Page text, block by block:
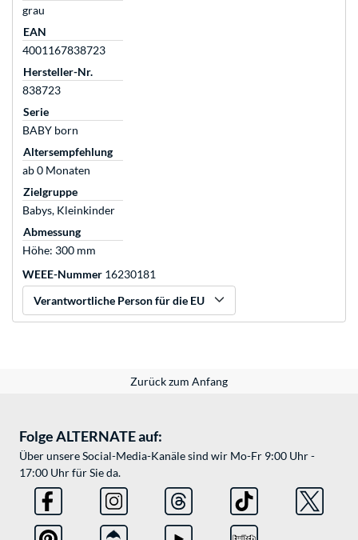
grau
EAN
4001167838723
Hersteller-Nr.
838723
Serie
BABY born
Altersempfehlung
ab 0 Monaten
Zielgruppe
Babys, Kleinkinder
Abmessung
Höhe: 300 mm
WEEE-Nummer 16230181
Verantwortliche Person für die EU
Zurück zum Anfang
Folge ALTERNATE auf:
Über unsere Social-Media-Kanäle sind wir Mo-Fr 9:00 Uhr -
17:00 Uhr für Sie da.